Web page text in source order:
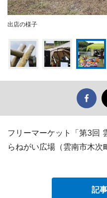
出店の様子
フリーマーケット「第3回
らねがい広場（雲南市木次
記